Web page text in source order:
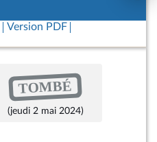
Version PDF
TOMBÉ
(jeudi 2 mai 2024)